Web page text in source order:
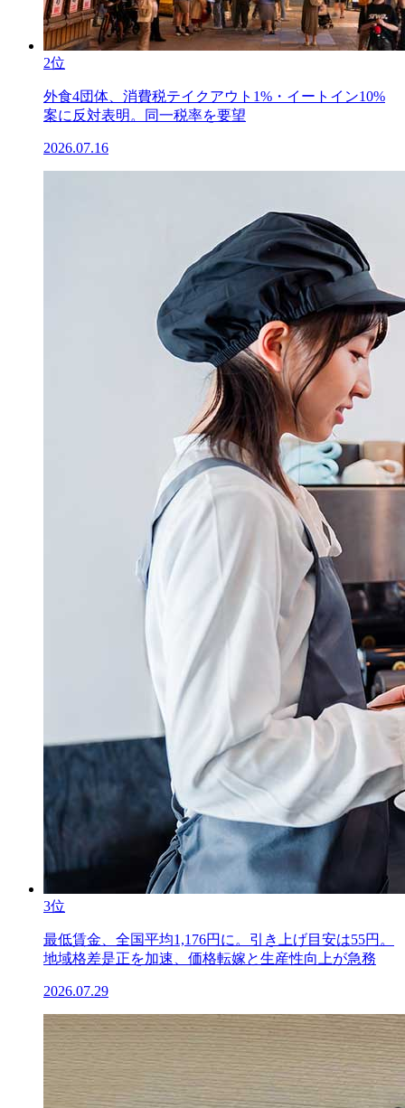
2位
外食4団体、消費税テイクアウト1%・イートイン10%
案に反対表明。同一税率を要望
2026.07.16
3位
最低賃金、全国平均1,176円に。引き上げ目安は55円。
地域格差是正を加速、価格転嫁と生産性向上が急務
2026.07.29